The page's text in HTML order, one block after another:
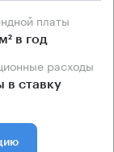
платы
в год
расходы
в ставку